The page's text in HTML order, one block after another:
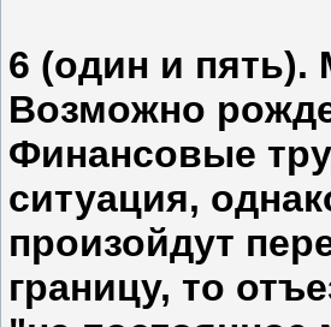
6 (один и пять).
Возможно
Финансовые
ситуация,
произойдут
границу, то